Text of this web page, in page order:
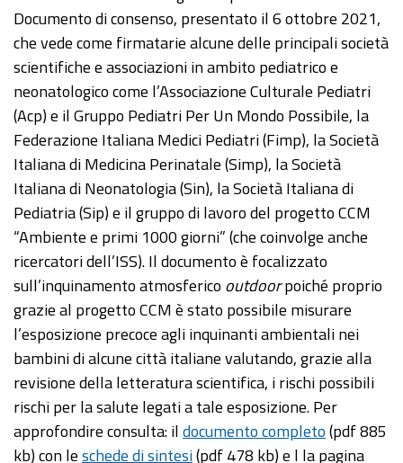
Documento di consenso, presentato il 6 ottobre 2021,
che vede come firmatarie alcune delle principali società
scientifiche e associazioni in ambito pediatrico e
neonatologico come l’Associazione Culturale Pediatri
(Acp) e il Gruppo Pediatri Per Un Mondo Possibile, la
Federazione Italiana Medici Pediatri (Fimp), la Società
Italiana di Medicina Perinatale (Simp), la Società
Italiana di Neonatologia (Sin), la Società Italiana di
Pediatria (Sip) e il gruppo di lavoro del progetto CCM
“Ambiente e primi 1000 giorni” (che coinvolge anche
ricercatori dell’ISS). Il documento è focalizzato
sull’inquinamento atmosferico outdoorpoiché proprio
grazie al progetto CCM è stato possibile misurare
l’esposizione precoce agli inquinanti ambientali nei
bambini di alcune città italiane valutando, grazie alla
revisione della letteratura scientifica, i rischi possibili
rischi per la salute legati a tale esposizione. Per
approfondire consulta: ildocumento completo(pdf 885
kb) con leschede di sintesi(pdf 478 kb) e l la pagina